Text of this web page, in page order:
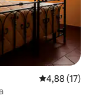
Средна
4,88 (17)